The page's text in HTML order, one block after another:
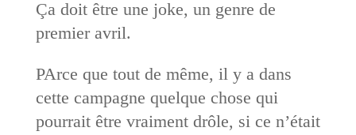
Ça doit être une joke, un genre de
premier avril.
PArce que tout de même, il y a dans
cette campagne quelque chose qui
pourrait être vraiment drôle, si ce n’était